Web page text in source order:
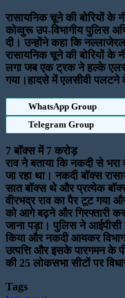
रासायनिक चूने की बोरियों के
कोव्वुरू उप-विभागीय पुलिस
दी। उन्होंने कहा कि
रासायनिक चूने की बोरियों के
लगा जब एक ट्रक ने हल्के
गया।हादसे में एलसीवी
WhatsApp Group
Telegram Group
7 बॉक्स में 7 करोड़
राव ने बताया कि नकदी से
जा रहा था। नकदी बॉक्स
सात बॉक्स थे और प्रत्येक
वीरभद्र राव का पैर टूट
को आगे बढ़ने और गिरफ्तारी
जाना पड़ा। पुलिस ने आईपीसी
किया और नकदी आयकर
उत्पत्ति और इसके पारगमन के
की 25 लोकसभा सीटों पर
Tags